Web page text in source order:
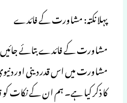
پہلا نکتہ: مشاورت کے فائدے
مشاورت میں اس قدر دینی اور
کا ذکر کیا ہے۔ ہم ان کے